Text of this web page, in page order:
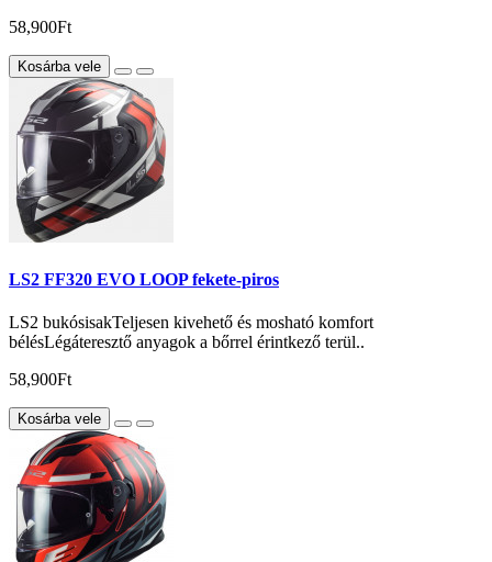
58,900Ft
Kosárba vele
LS2 FF320 EVO LOOP fekete-piros
LS2 bukósisakTeljesen kivehető és mosható komfort
bélésLégáteresztő anyagok a bőrrel érintkező terül..
58,900Ft
Kosárba vele